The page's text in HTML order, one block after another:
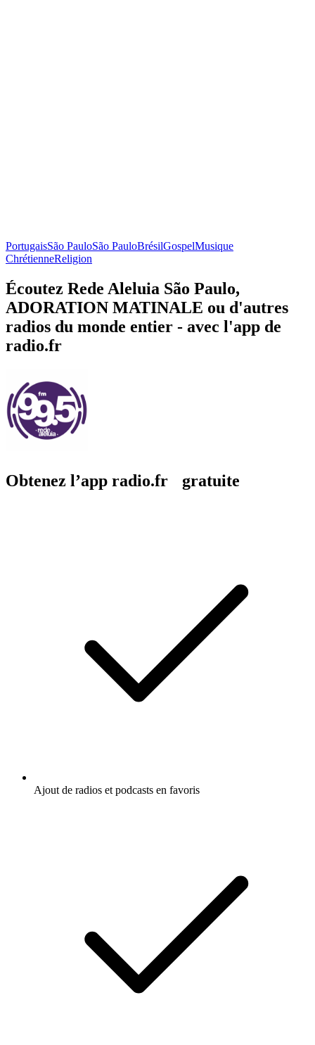
PortugaisSão PauloSão PauloBrésilGospelMusique
ChrétienneReligion
Écoutez Rede Aleluia São Paulo,
ADORATION MATINALE ou d'autres
radios du monde entier - avec l'app de
radio.fr
Obtenez l’app radio.fr gratuite
Ajout de radios et podcasts en favoris